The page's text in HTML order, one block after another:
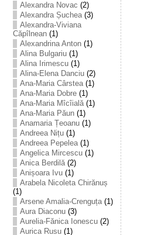
Alexandra Novac (2)
Alexandra Șuchea(3)
Alexandra-Viviana
Căpîlnean(1)
Alexandrina Anton(1)
Alina Bulgariu(1)
Alina Irimescu(1)
Alina-Elena Danciu(2)
Ana-Maria Cârstea(1)
Ana-Maria Dobre(1)
Ana-Maria Mîcîială(1)
Ana-Maria Păun(1)
Anamaria Țeoanu(1)
Andreea Nițu(1)
Andreea Pepelea(1)
Angelica Mircescu(1)
Anica Berdilă(2)
Anișoara Ivu(1)
Arabela Nicoleta Chirănuș
(1)
Arsene Amalia-Crenguța(1)
Aura Diaconu(3)
Aurelia-Fănica Ionescu(2)
Aurica Rusu(1)